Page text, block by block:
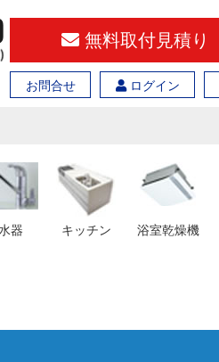
無料取付見積り
お問合せ ログイン
器 キッチン 浴室乾燥機